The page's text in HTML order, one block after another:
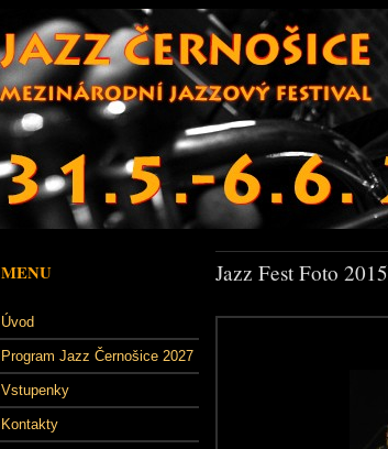
MENU
Úvod
Program Jazz Černošice 2027
Vstupenky
Kontakty
Jazz Fest Foto 2015